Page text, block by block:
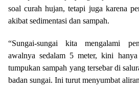
soal curah hujan, tetapi juga karena
akibat sedimentasi dan sampah.
“Sungai-sungai kita mengalami
awalnya sedalam 5 meter, kini
tumpukan sampah yang tersebar di
badan sungai. Ini turut menyumbat